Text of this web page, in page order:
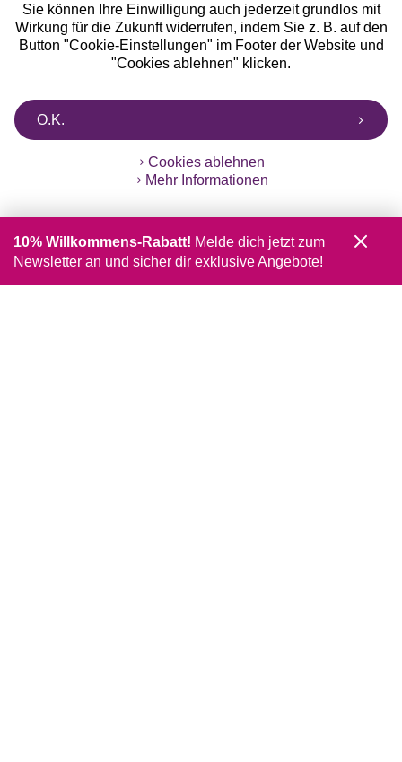
Sie können Ihre Einwilligung auch jederzeit grundlos mit
Wirkung für die Zukunft widerrufen, indem Sie z. B. auf den
Button "Cookie-Einstellungen" im Footer der Website und
"Cookies ablehnen" klicken.
O.K.
Cookies ablehnen
Mehr Informationen
10% Willkommens-Rabatt! Melde dich jetzt zum
Newsletter an und sicher dir exklusive Angebote!